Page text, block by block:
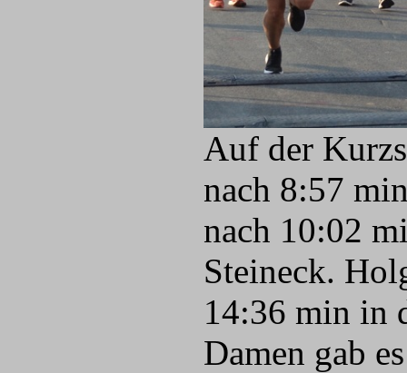
Auf der
nach 8:57
nach 10:02
Steineck.
14:36 min in
Damen gab